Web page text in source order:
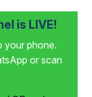
is LIVE!
your phone.
or scan